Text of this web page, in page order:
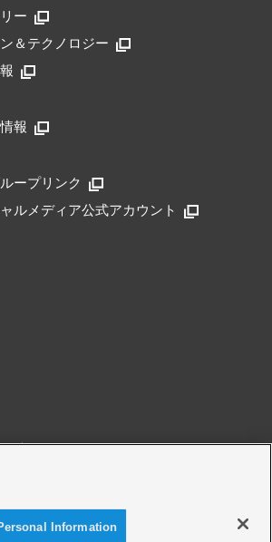
ー
＆テクノロジー
報
ープリンク
ルメディア公式アカウント
方針
Information